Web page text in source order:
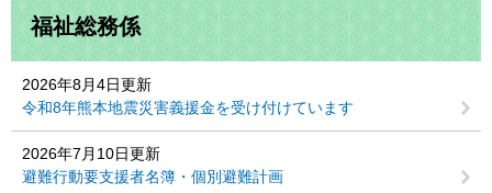
福祉総務係
2026年8月4日更新
令和8年熊本地震災害義援金を受け付けています
2026年7月10日更新
避難行動要支援者名簿・個別避難計画